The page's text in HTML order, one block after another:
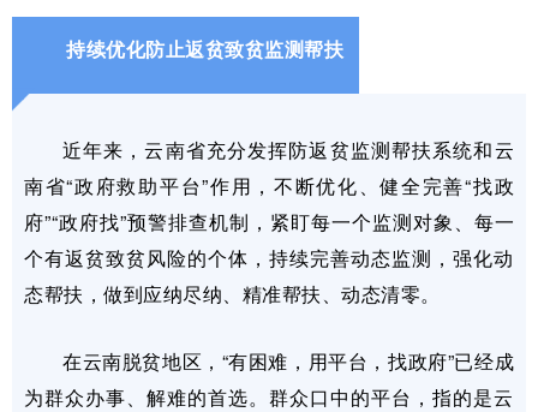
持续优化防止返贫致贫监测帮扶
近年来，云南省充分发挥防返贫监测帮扶系统和云
南省“政府救助平台”作用，不断优化、健全完善“找政
府”“政府找”预警排查机制，紧盯每一个监测对象、每一
个有返贫致贫风险的个体，持续完善动态监测，强化动
态帮扶，做到应纳尽纳、精准帮扶、动态清零。
在云南脱贫地区，“有困难，用平台，找政府”已经成
为群众办事、解难的首选。群众口中的平台，指的是云